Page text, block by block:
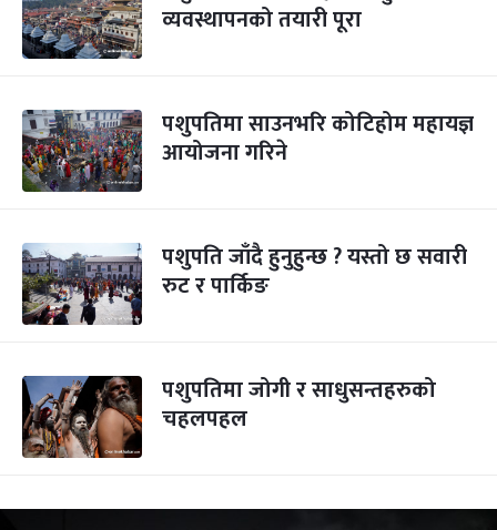
व्यवस्थापनको तयारी पूरा
पशुपतिमा साउनभरि कोटिहोम महायज्ञ
आयोजना गरिने
पशुपति जाँदै हुनुहुन्छ ? यस्तो छ सवारी
रुट र पार्किङ
पशुपतिमा जोगी र साधुसन्तहरुको
चहलपहल